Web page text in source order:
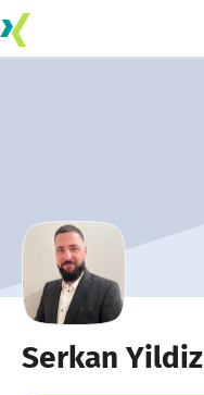
Serkan Yildiz